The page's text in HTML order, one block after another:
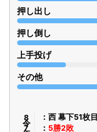
押し出し
押し倒し
上手投げ
その他
令8年7月 西 幕下51枚目
5勝2敗